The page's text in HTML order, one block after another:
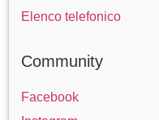
Elenco telefonico
Community
Facebook